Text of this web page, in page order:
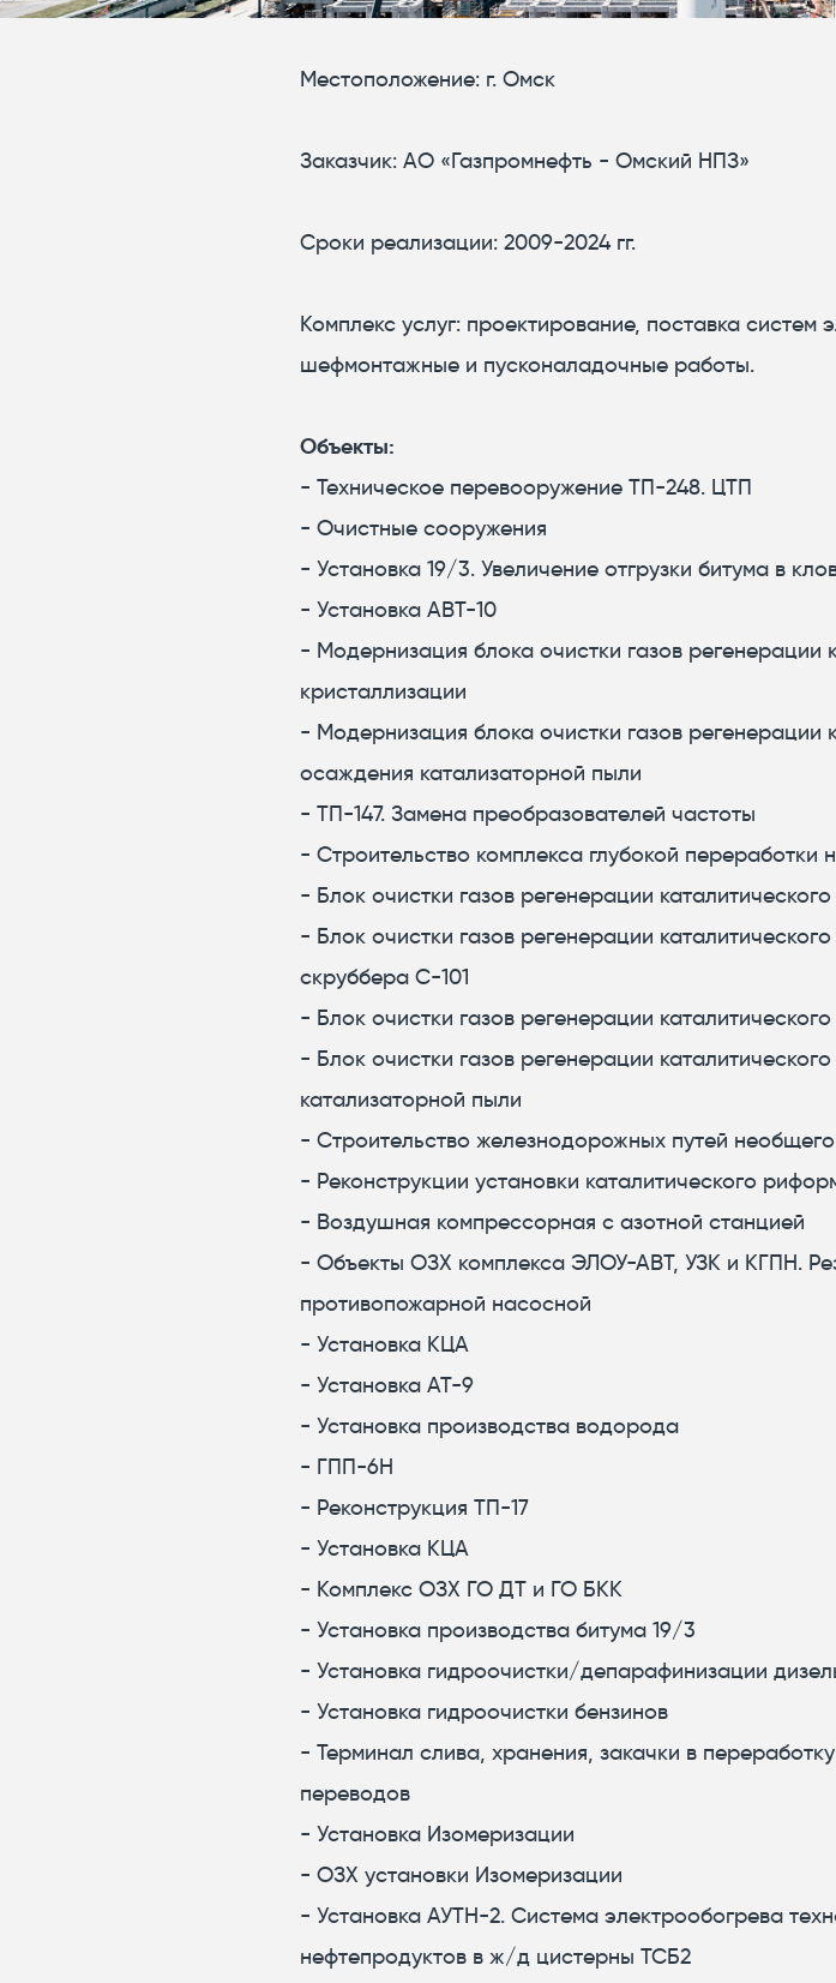
Местоположение: г. Омск
Заказчик: АО «Газпромнефть - Омский НПЗ»
Сроки реализации: 2009-2024 гг.
Комплекс услуг: проектирование, поставка
шефмонтажные и пусконаладочные работы.
Объекты:
- Техническое перевооружение ТП-248. ЦТП
- Очистные сооружения
- Установка 19/3. Увеличение отгрузки битума в
- Установка АВТ-10
- Модернизация блока очистки газов регенерации
кристаллизации
- Модернизация блока очистки газов регенерации
осаждения катализаторной пыли
- ТП-147. Замена преобразователей частоты
- Строительство комплекса глубокой переработки
- Блок очистки газов регенерации
- Блок очистки газов регенерации
скруббера С-101
- Блок очистки газов регенерации
- Блок очистки газов регенерации
катализаторной пыли
- Строительство железнодорожных путей
- Реконструкции установки каталитического
- Воздушная компрессорная с азотной станцией
- Объекты ОЗХ комплекса ЭЛОУ-АВТ, УЗК и КГПН.
противопожарной насосной
- Установка КЦА
- Установка АТ-9
- Установка производства водорода
- ГПП-6Н
- Реконструкция ТП-17
- Установка КЦА
- Комплекс ОЗХ ГО ДТ и ГО БКК
- Установка производства битума 19/3
- Установка гидроочистки/депарафинизации
- Установка гидроочистки бензинов
- Терминал слива, хранения, закачки в
переводов
- Установка Изомеризации
- ОЗХ установки Изомеризации
- Установка АУТН-2. Система электрообогрева
нефтепродуктов в ж/д цистерны ТСБ2